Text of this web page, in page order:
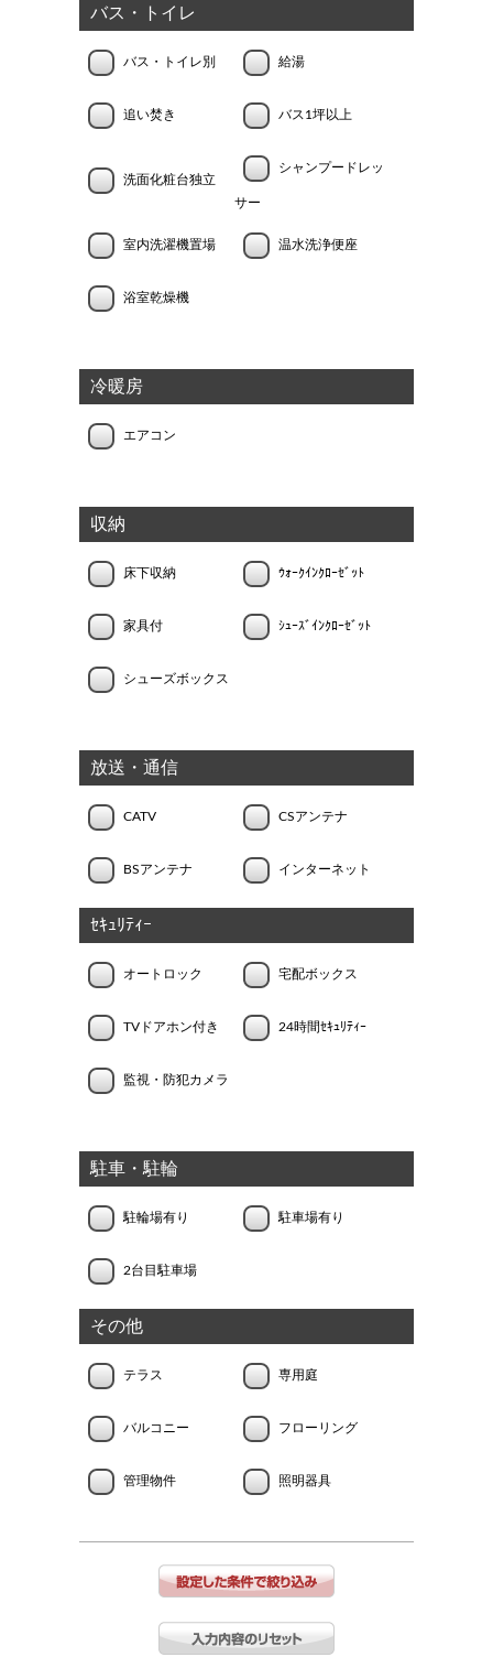
バス・トイレ
バス・トイレ別 給湯
追い焚き バス1坪以上
洗面化粧台独立
シャンプードレッ
サー
室内洗濯機置場 温水洗浄便座
浴室乾燥機
冷暖房
エアコン
収納
床下収納 ｳｫｰｸｲﾝｸﾛｰｾﾞｯﾄ
家具付 ｼｭｰｽﾞｲﾝｸﾛｰｾﾞｯﾄ
シューズボックス
放送・通信
CATV CSアンテナ
BSアンテナ インターネット
ｾｷｭﾘﾃｨｰ
オートロック 宅配ボックス
TVドアホン付き 24時間ｾｷｭﾘﾃｨｰ
監視・防犯カメラ
駐車・駐輪
駐輪場有り 駐車場有り
2台目駐車場
その他
テラス 専用庭
バルコニー フローリング
管理物件 照明器具